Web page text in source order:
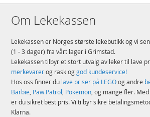
Om Lekekassen
Lekekassen er Norges største lekebutikk og vi
(1 - 3 dager) fra vårt lager i Grimstad.
Lekekassen tilbyr et stort utvalg av leker til lave
merkevarerog rask oggod kundeservice!
Hos oss finner du lave priser på LEGOog andre
Barbie, Paw Patrol, Pokemon, og mange fler.
er du sikret best pris. Vi tilbyr sikre
Klarna.